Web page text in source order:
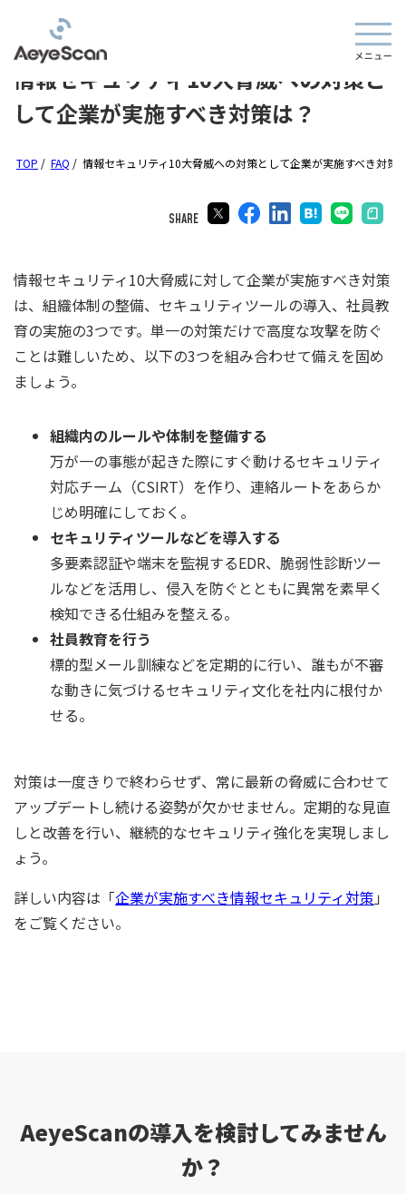
情報セキュリティ10大脅威への対策と
して企業が実施すべき対策は？
TOP / FAQ / 情報セキュリティ10大脅威への対策として企業が実施すべき対策
SHARE
情報セキュリティ10大脅威に対して企業が実施すべき対策
は、組織体制の整備、セキュリティツールの導入、社員教
育の実施の3つです。単一の対策だけで高度な攻撃を防ぐ
ことは難しいため、以下の3つを組み合わせて備えを固め
ましょう。
組織内のルールや体制を整備する
万が一の事態が起きた際にすぐ動けるセキュリティ
対応チーム（CSIRT）を作り、連絡ルートをあらか
じめ明確にしておく。
セキュリティツールなどを導入する
多要素認証や端末を監視するEDR、脆弱性診断ツー
ルなどを活用し、侵入を防ぐとともに異常を素早く
検知できる仕組みを整える。
社員教育を行う
標的型メール訓練などを定期的に行い、誰もが不審
な動きに気づけるセキュリティ文化を社内に根付か
せる。
対策は一度きりで終わらせず、常に最新の脅威に合わせて
アップデートし続ける姿勢が欠かせません。定期的な見直
しと改善を行い、継続的なセキュリティ強化を実現しまし
ょう。
詳しい内容は「企業が実施すべき情報セキュリティ対策 」
をご覧ください。
AeyeScanの導入を検討してみません
か？